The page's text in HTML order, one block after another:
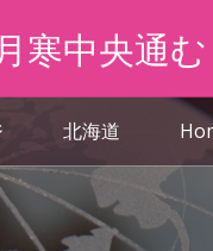
寒中央通
北海道